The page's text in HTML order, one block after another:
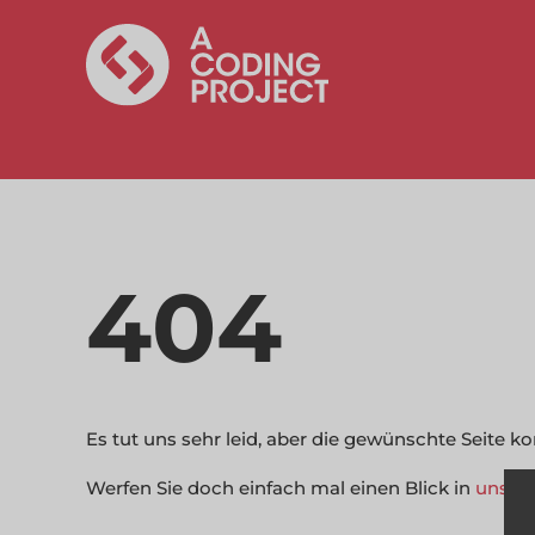
404
Es tut uns sehr leid, aber die gewünschte Seite
Werfen Sie doch einfach mal einen Blick in